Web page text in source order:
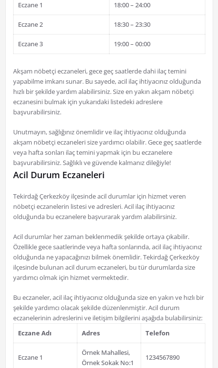
Eczane 1 18:00 – 24:00
Eczane 2 18:30 – 23:30
Eczane 3 19:00 – 00:00
Akşam nöbetçi eczaneleri, gece geç saatlerde dahi ilaç temini
yapabilme imkanı sunar. Bu sayede, acil ilaç ihtiyacınız olduğunda
hızlı bir şekilde yardım alabilirsiniz. Size en yakın akşam nöbetçi
eczanesini bulmak için yukarıdaki listedeki adreslere
başvurabilirsiniz.
Unutmayın, sağlığınız önemlidir ve ilaç ihtiyacınız olduğunda
akşam nöbetçi eczaneleri size yardımcı olabilir. Gece geç saatlerde
veya hafta sonları ilaç temini yapmak için bu eczanelere
başvurabilirsiniz. Sağlıklı ve güvende kalmanız dileğiyle!
Acil Durum Eczaneleri
Tekirdağ Çerkezköy ilçesinde acil durumlar için hizmet veren
nöbetçi eczanelerin listesi ve adresleri. Acil ilaç ihtiyacınız
olduğunda bu eczanelere başvurarak yardım alabilirsiniz.
Acil durumlar her zaman beklenmedik şekilde ortaya çıkabilir.
Özellikle gece saatlerinde veya hafta sonlarında, acil ilaç ihtiyacınız
olduğunda ne yapacağınızı bilmek önemlidir. Tekirdağ Çerkezköy
ilçesinde bulunan acil durum eczaneleri, bu tür durumlarda size
yardımcı olmak için hizmet vermektedir.
Bu eczaneler, acil ilaç ihtiyacınız olduğunda size en yakın ve hızlı bir
şekilde yardımcı olacak şekilde düzenlenmiştir. Acil durum
eczanelerinin adreslerini ve iletişim bilgilerini aşağıda bulabilirsiniz:
Eczane Adı
Adres Telefon
Eczane 1
Örnek Mahallesi,
Örnek Sokak No:1
1234567890